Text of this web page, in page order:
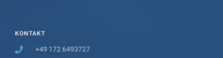
KONTAKT
+49 172 6493727